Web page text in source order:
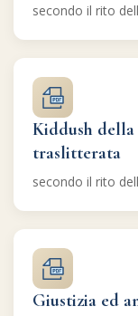
secondo il rito
Kiddush della
traslitterata
secondo il rito
Giustizia ed